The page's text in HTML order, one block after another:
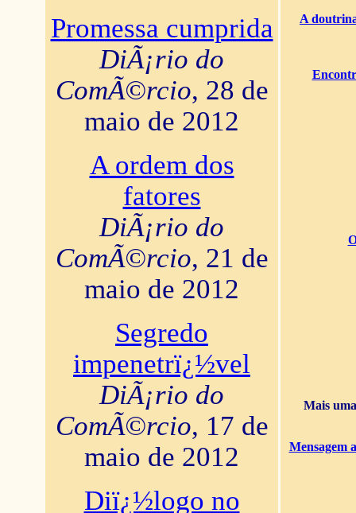
Promessa cumprida
DiÃ¡rio do
ComÃ©rcio, 28 de
maio de 2012
A ordem dos
fatores
DiÃ¡rio do
ComÃ©rcio, 21 de
maio de 2012
Segredo
impenetrï¿½vel
DiÃ¡rio do
ComÃ©rcio, 17 de
maio de 2012
Diï¿½logo no
A
Mais
Mensagem